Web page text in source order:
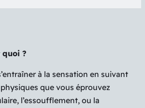
quoi ?
à la sensation en suivant
que vous éprouvez
l’essoufflement, ou la